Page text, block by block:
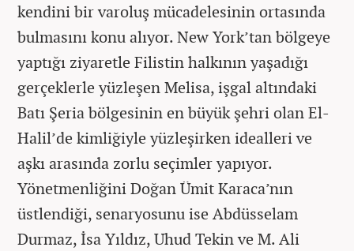
kendini bir varoluş mücadelesinin ortasında
bulmasını konu alıyor. New York’tan bölgeye
yaptığı ziyaretle Filistin halkının yaşadığı
gerçeklerle yüzleşen Melisa, işgal altındaki
Batı Şeria bölgesinin en büyük şehri olan El-
Halil’de kimliğiyle yüzleşirken idealleri ve
aşkı arasında zorlu seçimler yapıyor.
Yönetmenliğini Doğan Ümit Karaca’nın
üstlendiği, senaryosunu ise Abdüsselam
Durmaz, İsa Yıldız, Uhud Tekin ve M. Ali